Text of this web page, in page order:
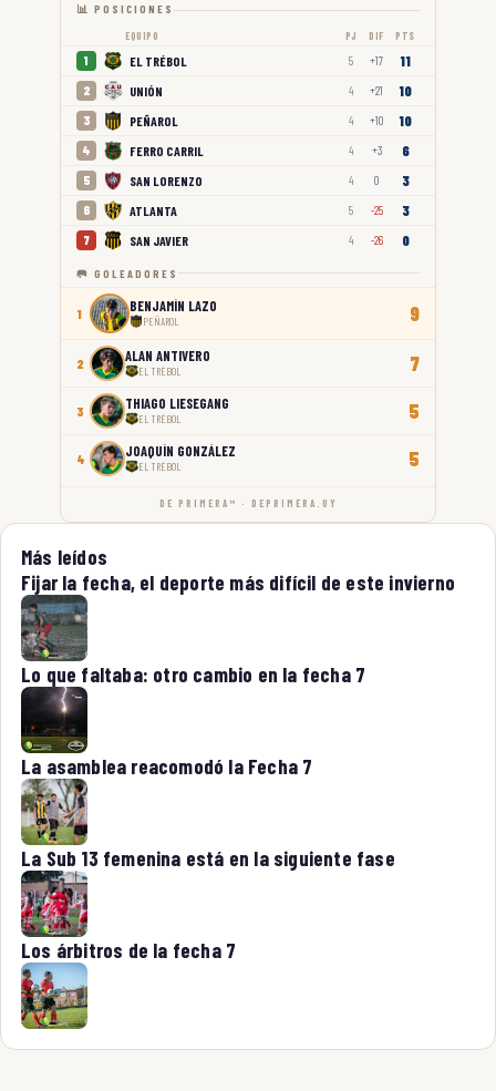
📊 POSICIONES
EQUIPO PJ DIF PTS
1 EL TRÉBOL 5 +17 11
2 UNIÓN 4 +21 10
3 PEÑAROL 4 +10 10
4 FERRO CARRIL 4 +3 6
5 SAN LORENZO 4 0 3
6 ATLANTA 5 -25 3
7 SAN JAVIER 4 -26 0
🥅 GOLEADORES
1 BENJAMÍN LAZO
PEÑAROL 9
2 ALAN ANTIVERO
EL TRÉBOL 7
3 THIAGO LIESEGANG
EL TRÉBOL 5
4 JOAQUÍN GONZÁLEZ
EL TRÉBOL 5
DE PRIMERA™ · DEPRIMERA.UY
Más leídos
Fijar la fecha, el deporte más difícil de este invierno
Lo que faltaba: otro cambio en la fecha 7
La asamblea reacomodó la Fecha 7
La Sub 13 femenina está en la siguiente fase
Los árbitros de la fecha 7